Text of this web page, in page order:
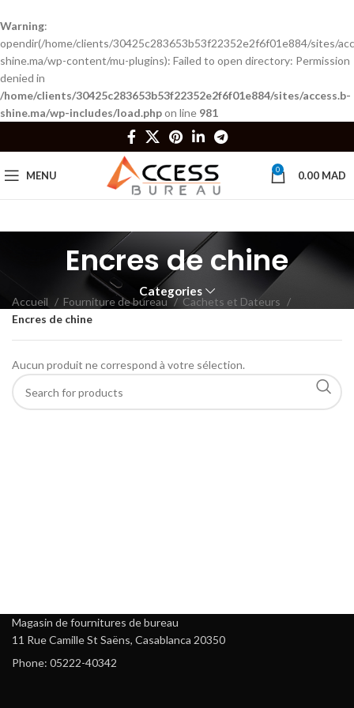
Warning:
opendir(/home/clients/30425c283653b53f22352e2f6f01e884/sites/
shine.ma/wp-content/mu-plugins): Failed to open directory: Permission
denied in
/home/clients/30425c283653b53f22352e2f6f01e884/sites/access.b-
shine.ma/wp-includes/load.phpon line 981
MENU 0 0.00 MAD
Encres de chine
Categories
Accueil Fourniture de bureau
Cachets et Dateurs
Encres de chine
Aucun produit ne correspond à votre sélection.
Magasin de fournitures de bureau
11 Rue Camille St Saëns, Casablanca 20350
Phone: 05222-40342